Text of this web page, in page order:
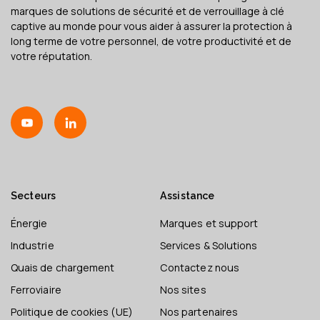
marques de solutions de sécurité et de verrouillage à clé
captive au monde pour vous aider à assurer la protection à
long terme de votre personnel, de votre productivité et de
votre réputation.
Secteurs
Énergie
Industrie
Quais de chargement
Ferroviaire
Politique de cookies (UE)
Assistance
Marques et support
Services & Solutions
Contactez nous
Nos sites
Nos partenaires